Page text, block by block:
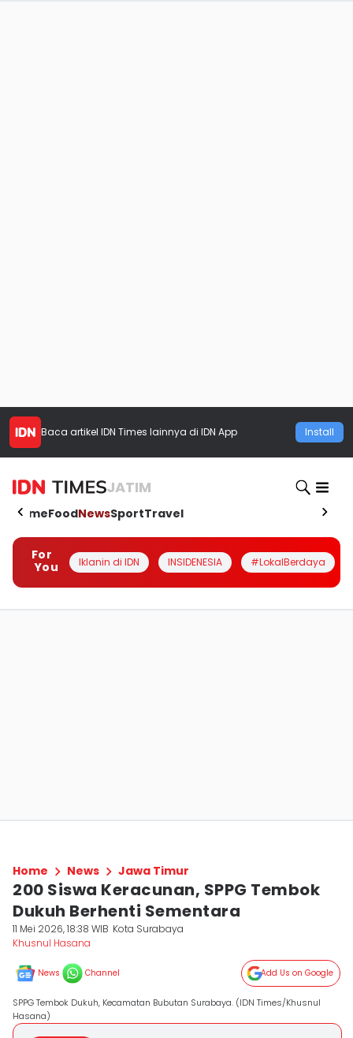
Baca artikel IDN Times lainnya di IDN App Install
JATIM
HomeFoodNewsSportTravel
For
You
Iklanin di IDN INSIDENESIA #LokalBerdaya
Home News Jawa Timur
200 Siswa Keracunan, SPPG Tembok
Dukuh Berhenti Sementara
11 Mei 2026, 18:38 WIB Kota Surabaya
Khusnul Hasana
News Channel Add Us on Google
SPPG Tembok Dukuh, Kecamatan Bubutan Surabaya. (IDN Times/Khusnul
Hasana)